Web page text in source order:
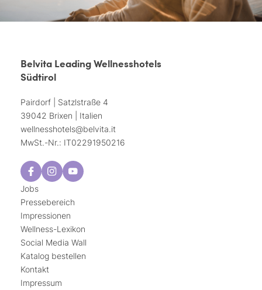
Belvita Leading Wellnesshotels
Südtirol
Pairdorf | Satzlstraße 4
39042 Brixen | Italien
wellnesshotels@belvita.it
MwSt.-Nr.: IT02291950216
Jobs
Pressebereich
Impressionen
Wellness-Lexikon
Social Media Wall
Katalog bestellen
Kontakt
Impressum